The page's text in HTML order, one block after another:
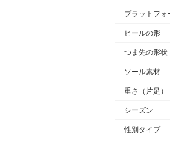
プラットフ
ヒールの形
つま先の形状
ソール素材
重さ （片足）
シーズン
性別タイプ